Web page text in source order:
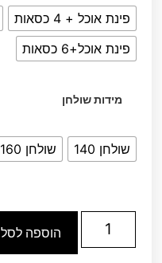
פינת אוכל + 4 כסאות
פינת אוכל+6 כסאות
מידות שולחן
שולחן 140 שולחן 160
הוספה לסל